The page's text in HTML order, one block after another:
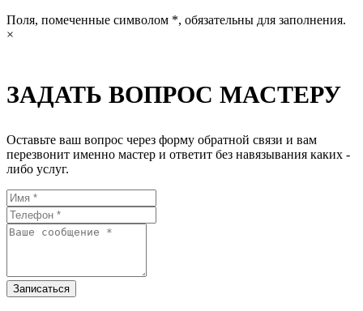
Поля, помеченные символом *, обязательны для заполнения.
×
ЗАДАТЬ ВОПРОС МАСТЕРУ
Оставьте ваш вопрос через форму обратной связи и вам
перезвонит именно мастер и ответит без навязывания каких -
либо услуг.